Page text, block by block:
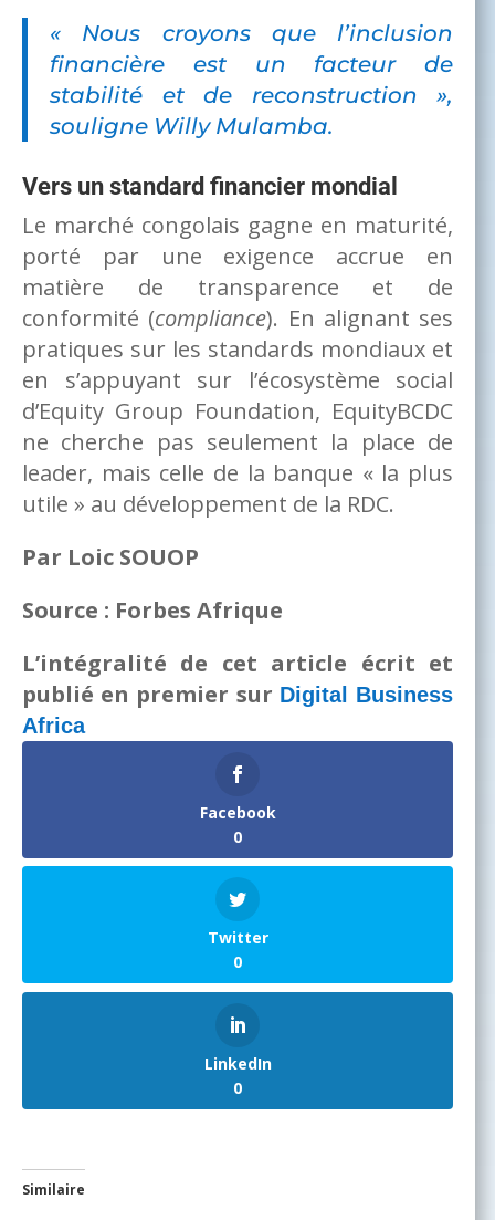
« Nous croyons que l’inclusion
financière est un facteur de
stabilité et de reconstruction »,
souligne Willy Mulamba.
Vers un standard financier mondial
Le marché congolais gagne en maturité,
porté par une exigence accrue en
matière de transparence et de
conformité (compliance). En alignant ses
pratiques sur les standards mondiaux et
en s’appuyant sur l’écosystème social
d’Equity Group Foundation, EquityBCDC
ne cherche pas seulement la place de
leader, mais celle de la banque « la plus
utile » au développement de la RDC.
Par Loic SOUOP
Source : Forbes Afrique
L’intégralité de cet article écrit et
publié en premier sur Digital Business
Africa
Facebook
0
Twitter
0
LinkedIn
0
Similaire